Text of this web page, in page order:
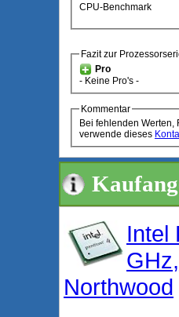
CPU-Benchmark
Fazit zur
Pro
- Keine Pro's -
Kommentar
Bei fehlenden Werten,
verwende dieses
Intel
Northwood